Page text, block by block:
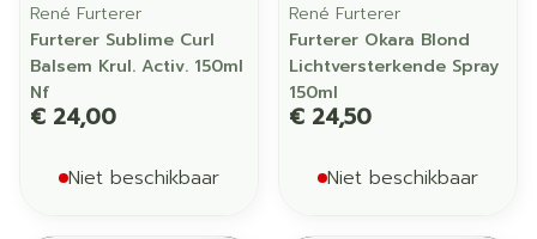
René Furterer
Furterer Sublime Curl
Balsem Krul. Activ. 150ml
Nf
€ 24,00
Niet beschikbaar
René Furterer
Furterer Okara Blond
Lichtversterkende Spray
150ml
€ 24,50
Niet beschikbaar